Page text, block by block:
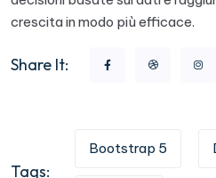
crescita in modo più efficace.
Share It:
Tags:
Bootstrap 5